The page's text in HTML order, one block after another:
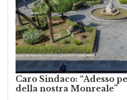
Caro Sindaco: “Adesso
della nostra Monreale”